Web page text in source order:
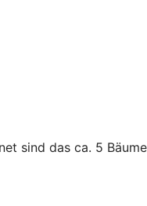
sind das ca. 5